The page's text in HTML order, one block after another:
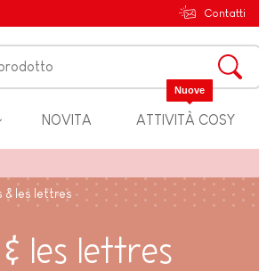
Contatti
NOVITA ATTIVITÀ COSY
Nuove
& les lettres
les lettres